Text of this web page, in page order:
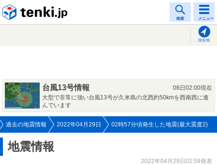
検索 メニュー
現在地
台風13号情報
08日02:00現在
大型で非常に強い台風13号が久米島の北西約50kmを西南西に進
んでいます
過去の地震情報 2022年04月29日 02時57分頃発生した地震(最大震度2)
地震情報
2022年04月29日02:59発表